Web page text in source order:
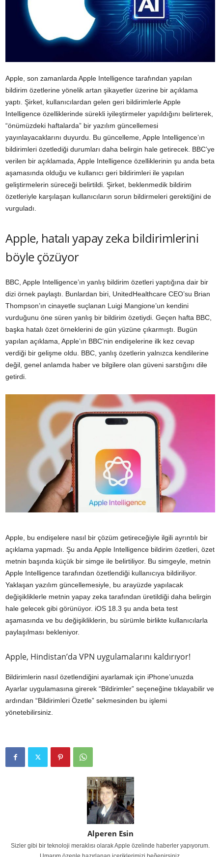
Apple , son zamanlarda Apple Intelligence tarafından yapılan
bildirim özetlerine yönelik artan şikayetler üzerine bir açıklama
yaptı. Şirket, kullanıcılardan gelen geri bildirimlerle Apple
Intelligence özelliklerinde sürekli iyileştirmeler yapıldığını belirterek,
“önümüzdeki haftalarda” bir yazılım güncellemesi
yayınlayacaklarını duyurdu. Bu güncelleme, Apple Intelligence’ın
bildirimleri özetlediği durumları daha belirgin hale getirecek. BBC’ye
verilen bir açıklamada, Apple Intelligence özelliklerinin şu anda beta
aşamasında olduğu ve kullanıcı geri bildirimleri ile yapılan
geliştirmelerin süreceği belirtildi. Şirket, beklenmedik bildirim
özetleriyle karşılaşan kullanıcıların sorun bildirmeleri gerektiğini de
vurguladı.
Apple, hatalı yapay zeka bildirimlerini
böyle çözüyor
BBC, Apple Intelligence’ın yanlış bildirim özetleri yaptığına dair bir
dizi örnek paylaştı. Bunlardan biri, UnitedHealthcare CEO’su Brian
Thompson’ın cinayetle suçlanan Luigi Mangione’un kendini
vurduğunu öne süren yanlış bir bildirim özetiydi. Geçen hafta BBC,
başka hatalı özet örneklerini de gün yüzüne çıkarmıştı. Bugün
yapılan açıklama, Apple’ın BBC’nin endişelerine ilk kez cevap
verdiği bir gelişme oldu. BBC, yanlış özetlerin yalnızca kendilerine
değil, genel anlamda haber ve bilgilere olan güveni sarstığını dile
getirdi.
Apple, bu endişelere nasıl bir çözüm getireceğiyle ilgili ayrıntılı bir
açıklama yapmadı. Şu anda Apple Intelligence bildirim özetleri, özet
metnin başında küçük bir simge ile belirtiliyor. Bu simgeyle, metnin
Apple Intelligence tarafından özetlendiği kullanıcıya bildiriliyor.
Yaklaşan yazılım güncellemesiyle, bu arayüzde yapılacak
değişikliklerle metnin yapay zeka tarafından üretildiği daha belirgin
hale gelecek gibi görünüyor. iOS 18.3 şu anda beta test
aşamasında ve bu değişikliklerin, bu sürümle birlikte kullanıcılarla
paylaşılması bekleniyor.
Apple, Hindistan’da VPN uygulamalarını kaldırıyor!
Bildirimlerin nasıl özetlendiğini ayarlamak için iPhone’unuzda
Ayarlar uygulamasına girerek “Bildirimler” seçeneğine tıklayabilir ve
ardından “Bildirimleri Özetle” sekmesinden bu işlemi
yönetebilirsiniz.
Alperen Esin
Sizler gibi bir teknoloji meraklısı olarak Apple özelinde haberler yapıyorum.